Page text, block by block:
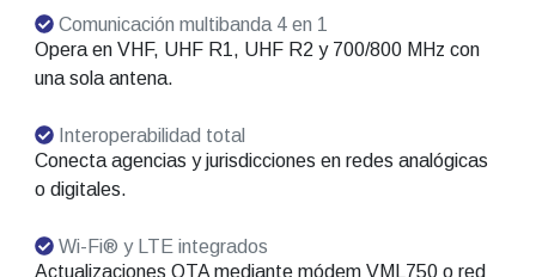
Comunicación multibanda 4 en 1
Opera en VHF, UHF R1, UHF R2 y 700/800 MHz con
una sola antena.
Interoperabilidad total
Conecta agencias y jurisdicciones en redes analógicas
o digitales.
Wi-Fi® y LTE integrados
Actualizaciones OTA mediante módem VML750 o red